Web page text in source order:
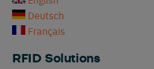
Deutsch
Français
RFID Solutions